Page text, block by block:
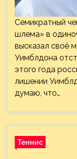
Семикратный
шлема» в
высказал своё
Уимблдона
этого года
лишении
думаю, что…
Теннис